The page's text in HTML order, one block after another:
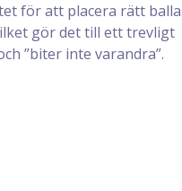
för att placera rätt
gör det till ett trevligt
”biter inte varandra”.